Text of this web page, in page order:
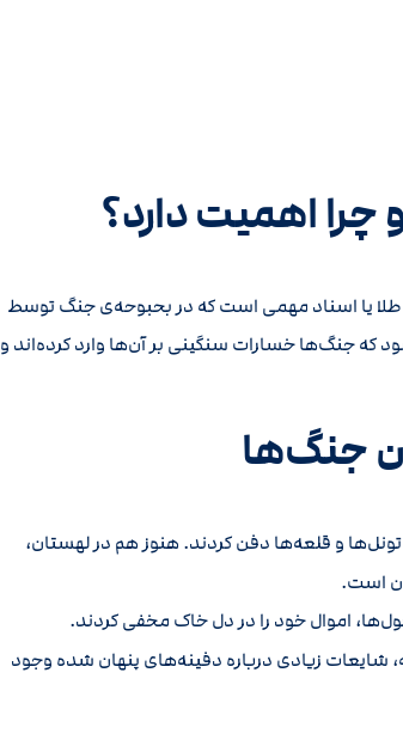
یا اسناد مهمی است که در بحبوحه‌ی جنگ توسط
که جنگ‌ها خسارات سنگینی بر آن‌ها وارد کرده‌اند و
تونل‌ها و قلعه‌ها دفن کردند. هنوز هم در لهستان،
است.
اموال خود را در دل خاک مخفی کردند.
زیادی درباره دفینه‌های پنهان شده وجود